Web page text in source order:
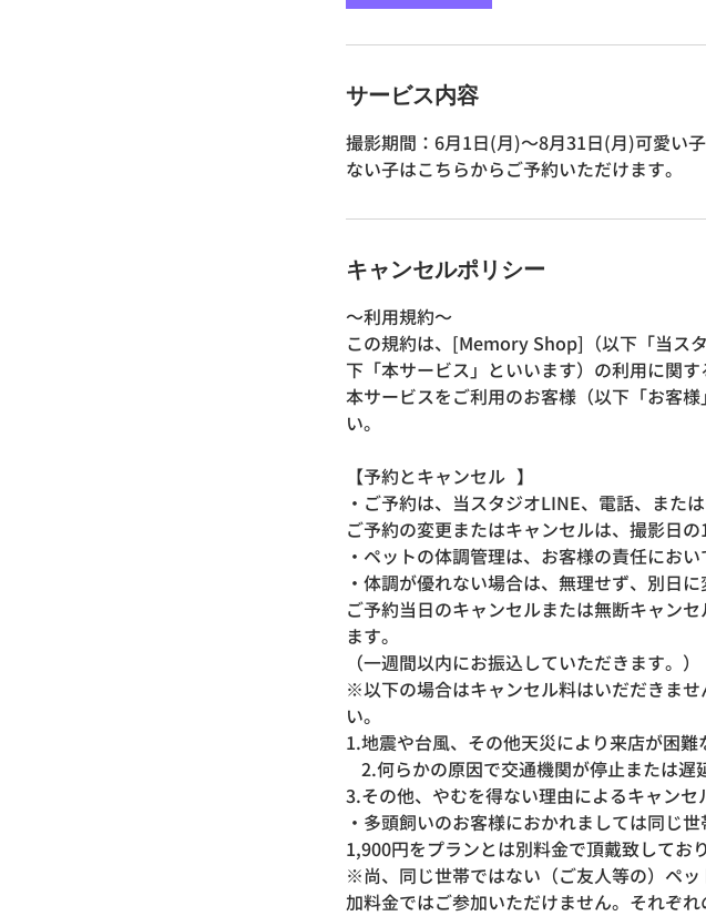
サービス内容
撮影期間：6月1日(月)～8月31日(月)可愛い
ない子はこちらからご予約いただけます。
キャンセルポリシー
〜利用規約〜
この規約は、[Memory Shop]（以下「当ス
下「本サービス」といいます）の利用に関す
本サービスをご利用のお客様（以下「お客
い。
【予約とキャンセル 】
・ご予約は、当スタジオLINE、電話、また
ご予約の変更またはキャンセルは、撮影日
・ペットの体調管理は、お客様の責任におい
・体調が優れない場合は、無理せず、別日
ご予約当日のキャンセルまたは無断キャン
ます。
（一週間以内にお振込していただきます。）
※以下の場合はキャンセル料はいだだきま
い。
1.地震や台風、その他天災により来店が困難
2.何らかの原因で交通機関が停止または遅
3.その他、やむを得ない理由によるキャンセ
・多頭飼いのお客様におかれましては同じ
1,900円をプランとは別料金で頂戴致しており
※尚、同じ世帯ではない（ご友人等の）ペ
加料金ではご参加いただけません。それぞ